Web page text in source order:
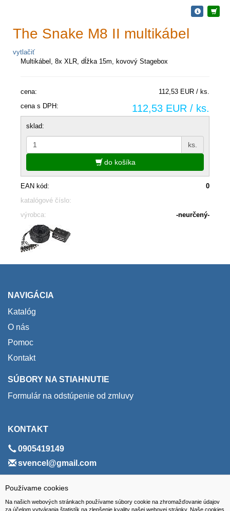
Používame cookies
Na našich webových stránkach používame súbory cookie na zhromažďovanie údajov
za účelom vytvárania štatistík na zlepšenie kvality našej webovej stránky. Naše cookies
The Snake M8 II multikábel
vytlačiť
Multikábel, 8x XLR, dĺžka 15m, kovový Stagebox
cena:
112,53 EUR / ks.
cena s DPH:
112,53 EUR / ks.
sklad:
ks.
do košíka
EAN kód:
0
katalógové číslo:
výrobca:
-neurčený-
NAVIGÁCIA
Katalóg
O nás
Pomoc
Kontakt
SÚBORY NA STIAHNUTIE
Formulár na odstúpenie od zmluvy
KONTAKT
0905419149
svencel@gmail.com
ADRESA
VEST - tech s.r.o.